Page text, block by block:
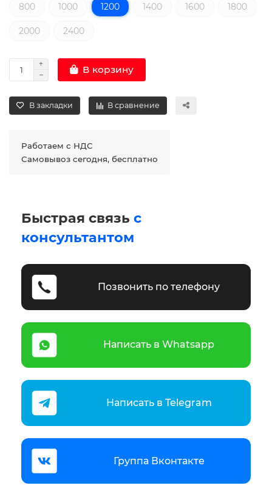
800 1000 1200 1400 1600 1800
2000 2400
В корзину
В закладки В сравнение
Работаем с НДС
Самовывоз сегодня, бесплатно
Быстрая связь с
консультантом
Позвонить по телефону
Написать в Whatsapp
Написать в Telegram
Группа Вконтакте